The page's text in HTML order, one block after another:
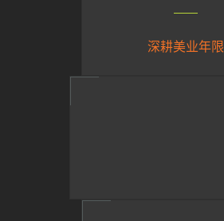
深耕美业年限